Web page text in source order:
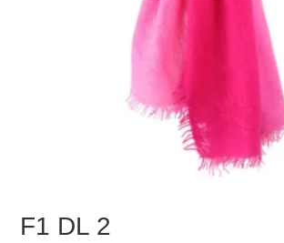
F1 DL 2